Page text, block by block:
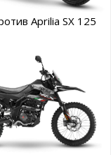
Aprilia SX 125